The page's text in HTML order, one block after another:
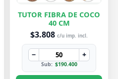
TUTOR FIBRA DE COCO
40 CM
$3.808 c/u imp. incl.
− +
Sub: $190.400